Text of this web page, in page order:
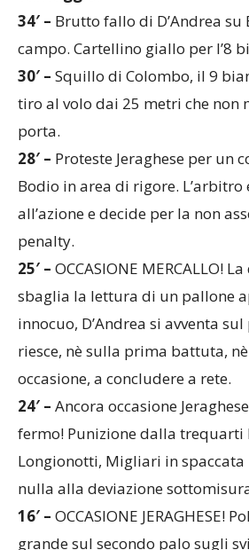
campo. Cartellino giallo per l’8
30′ –Squillo di Colombo, il 9
tiro al volo dai 25 metri che non
porta.
28′ –Proteste Jeraghese per un
Bodio in area di rigore. L’arbitro
all’azione e decide per la non
penalty.
25′ –OCCASIONE MERCALLO! La
sbaglia la lettura di un pallone
innocuo, D’Andrea si avventa
riesce, nè sulla prima battuta, nè
occasione, a concludere a rete.
24′ –Ancora occasione
fermo! Punizione dalla trequarti
Longionotti, Migliari in spaccata
nulla alla deviazione
16′ –OCCASIONE JERAGHESE!
grande sul secondo palo sugli
corner. Incornata decisa del